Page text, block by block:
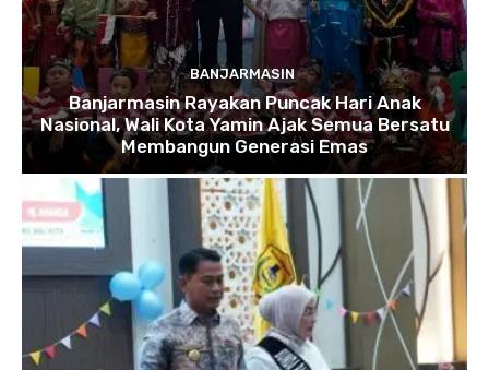
BANJARMASIN
Banjarmasin Rayakan Puncak Hari Anak
Nasional, Wali Kota Yamin Ajak Semua Bersatu
Membangun Generasi Emas